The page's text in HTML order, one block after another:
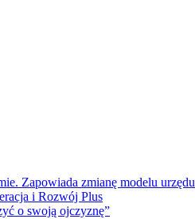
Zapowiada zmianę modelu urzędu
i Rozwój Plus
o swoją ojczyznę”